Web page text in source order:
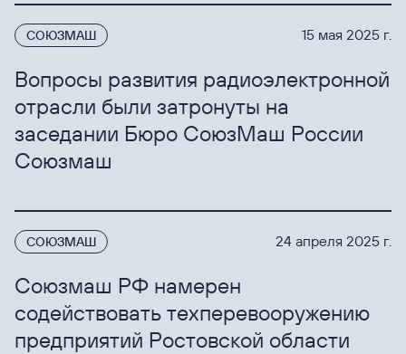
15 мая 2025 г.
СОЮЗМАШ
Вопросы развития радиоэлектронной
отрасли были затронуты на
заседании Бюро СоюзМаш России
Союзмаш
24 апреля 2025 г.
СОЮЗМАШ
Союзмаш РФ намерен
содействовать техперевооружению
предприятий Ростовской области